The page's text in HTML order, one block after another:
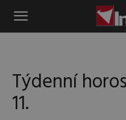
Instinkt
Týdenní
11.